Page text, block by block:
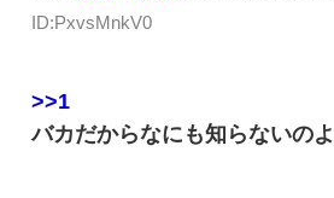
ID:PxvsMnkV0
>>1
バカだからなにも知らないのよ